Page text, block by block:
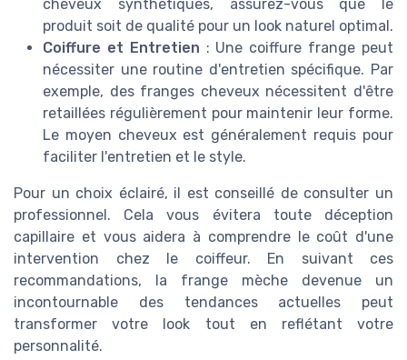
cheveux synthétiques, assurez-vous que le
produit soit de qualité pour un look naturel optimal.
Coiffure et Entretien : Une coiffure frange peut
nécessiter une routine d'entretien spécifique. Par
exemple, des franges cheveux nécessitent d'être
retaillées régulièrement pour maintenir leur forme.
Le moyen cheveux est généralement requis pour
faciliter l'entretien et le style.
Pour un choix éclairé, il est conseillé de consulter un
professionnel. Cela vous évitera toute déception
capillaire et vous aidera à comprendre le coût d'une
intervention chez le coiffeur. En suivant ces
recommandations, la frange mèche devenue un
incontournable des tendances actuelles peut
transformer votre look tout en reflétant votre
personnalité.